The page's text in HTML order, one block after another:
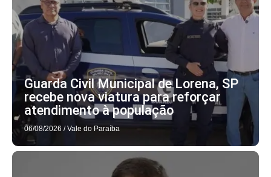
Guarda Civil Municipal de Lorena, SP
recebe nova viatura para reforçar
atendimento à população
06/08/2026 / Vale do Paraíba